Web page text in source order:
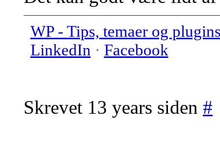
WP - Tips, temaer og
LinkedIn · Facebook
Skrevet 13 years siden #